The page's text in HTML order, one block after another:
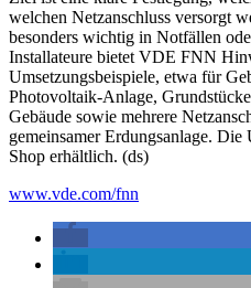
welchen Netzanschluss versorgt
besonders wichtig in Notfällen
Installateure bietet VDE FNN
Umsetzungsbeispiele, etwa für
Photovoltaik-Anlage,
Gebäude sowie mehrere
gemeinsamer Erdungsanlage.
Shop erhältlich. (ds)
www.vde.com/fnn